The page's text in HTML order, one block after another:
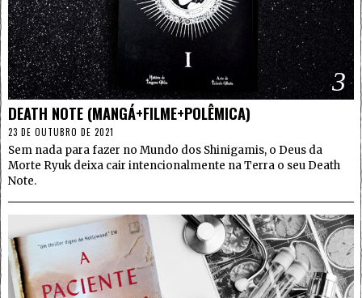
3
DEATH NOTE (MANGÁ+FILME+POLÊMICA)
23 DE OUTUBRO DE 2021
Sem nada para fazer no Mundo dos Shinigamis, o Deus da
Morte Ryuk deixa cair intencionalmente na Terra o seu Death
Note.